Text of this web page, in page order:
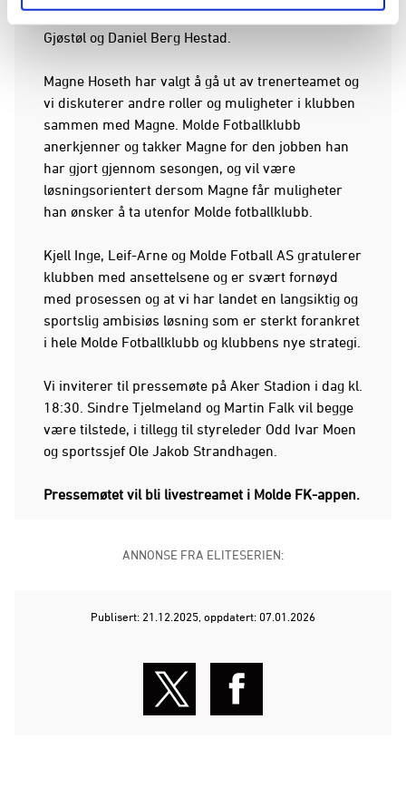
Per Magne Misund, Christian Thorbjørnsen, Espen
Gjøstøl og Daniel Berg Hestad.
Magne Hoseth har valgt å gå ut av trenerteamet og
vi diskuterer andre roller og muligheter i klubben
sammen med Magne. Molde Fotballklubb
anerkjenner og takker Magne for den jobben han
har gjort gjennom sesongen, og vil være
løsningsorientert dersom Magne får muligheter
han ønsker å ta utenfor Molde fotballklubb.
Kjell Inge, Leif-Arne og Molde Fotball AS gratulerer
klubben med ansettelsene og er svært fornøyd
med prosessen og at vi har landet en langsiktig og
sportslig ambisiøs løsning som er sterkt forankret
i hele Molde Fotballklubb og klubbens nye strategi.
Vi inviterer til pressemøte på Aker Stadion i dag kl.
18:30. Sindre Tjelmeland og Martin Falk vil begge
være tilstede, i tillegg til styreleder Odd Ivar Moen
og sportssjef Ole Jakob Strandhagen.
Pressemøtet vil bli livestreamet i Molde FK-appen.
ANNONSE FRA ELITESERIEN:
Publisert: 21.12.2025 , oppdatert: 07.01.2026